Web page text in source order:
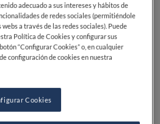
Latina deS.Pellegrino
el día siguiente de la
17 de septiembre en la
de Perú, con la coronación de
Diazcomo campeona
delrestaurante Xokol
derrotar a otros 14
adecuado a sus intereses y hábitos de
de redes sociales (permitiéndole
a través de las redes sociales). Puede
Política de Cookies y configurar sus
“Configurar Cookies” o, en cualquier
configuración de cookies en nuestra
Cookies